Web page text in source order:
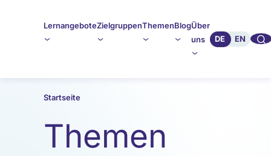
LernangeboteZielgruppenThemenBlogÜber
uns
DE EN 🔍︎︎
Startseite
Themen